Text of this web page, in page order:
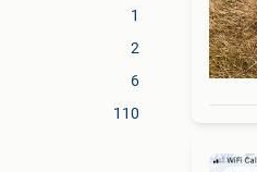
1
2
6
110